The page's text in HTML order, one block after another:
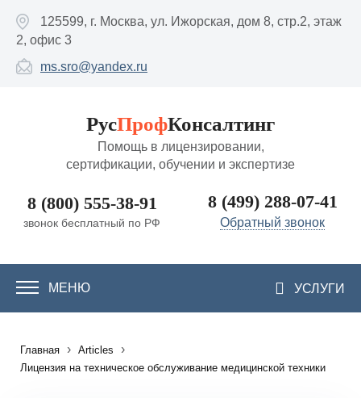
125599, г. Москва, ул. Ижорская, дом 8, стр.2, этаж
2, офис 3
ms.sro@yandex.ru
РусПрофКонсалтинг
Помощь в лицензировании,
сертификации, обучении и экспертизе
8 (800) 555-38-91
звонок бесплатный по РФ
8 (499) 288-07-41
Обратный звонок
МЕНЮ УСЛУГИ
Главная › Articles ›
Лицензия на техническое обслуживание медицинской техники